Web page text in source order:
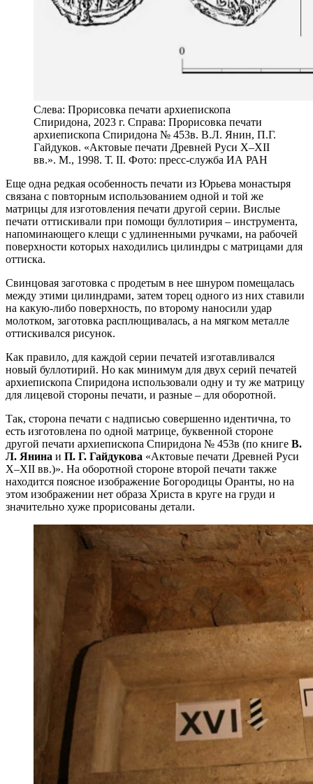
Слева: Прорисовка печати архиепископа
Спиридона, 2023 г. Справа: Прорисовка печати
архиепископа Спиридона № 453в. В.Л. Янин, П.Г.
Гайдуков. «Актовые печати Древней Руси X–XII
вв.». М., 1998. Т. II. Фото: пресс-служба ИА РАН
Еще одна редкая особенность печати из Юрьева монастыря
связана с повторным использованием одной и той же
матрицы для изготовления печати другой серии. Вислые
печати оттискивали при помощи буллотирия – инструмента,
напоминающего клещи с удлиненными ручками, на рабочей
поверхности которых находились цилиндры с матрицами для
оттиска.
Свинцовая заготовка с продетым в нее шнуром помещалась
между этими цилиндрами, затем торец одного из них ставили
на какую-либо поверхность, по второму наносили удар
молотком, заготовка расплющивалась, а на мягком металле
оттискивался рисунок.
Как правило, для каждой серии печатей изготавливался
новый буллотирий. Но как минимум для двух серий печатей
архиепископа Спиридона использовали одну и ту же матрицу
для лицевой стороны печати, и разные – для оборотной.
Так, сторона печати с надписью совершенно идентична, то
есть изготовлена по одной матрице, буквенной стороне
другой печати архиепископа Спиридона № 453в (по книге В.
Л. Янина и П. Г. Гайдукова «Актовые печати Древней Руси
X–XII вв.)». На оборотной стороне второй печати также
находится поясное изображение Богородицы Оранты, но на
этом изображении нет образа Христа в круге на груди и
значительно хуже прорисованы детали.